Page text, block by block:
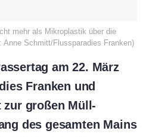
mehr als Mikroplastik über die
Anne Schmitt/Flussparadies Franken)
am 22. März
Franken und
zur großen Müll-
des gesamten Mains